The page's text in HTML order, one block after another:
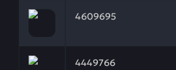
4609695
Заказывая запчасти у нас, вы
4449766
Заказывая запчасти у нас, вы